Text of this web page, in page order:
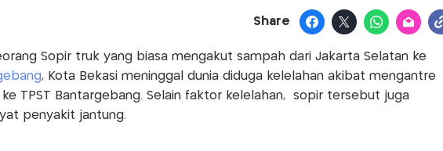
Share
Sopir truk yang biasa mengakut sampah dari Jakarta Selatan ke
, Kota Bekasi meninggal dunia diduga kelelahan akibat mengantre
TPST Bantargebang. Selain faktor kelelahan, sopir tersebut juga
penyakit jantung.